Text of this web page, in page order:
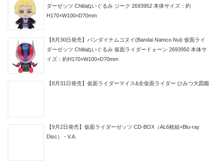
ダーゼッツ Chibiぬいぐるみ ジーク 2693952 本体サイズ：約
H170×W100×D70mm
【8月30日発売】バンダイナムコヌイ(Bandai Namco Nui) 仮面ライ
ダーゼッツ Chibiぬいぐるみ 仮面ライダードォーン 2693950 本体サ
イズ：約H170×W100×D70mm
【8月31日発売】仮面ライダーマイス&全仮面ライダー ひみつ大図鑑
【9月2日発売】仮面ライダーゼッツ CD-BOX（AL6枚組+Blu-ray
Disc） - V.A.